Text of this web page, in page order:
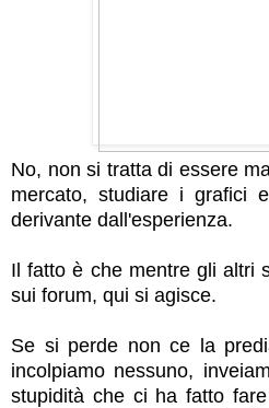
No, non si tratta di essere
mercato, studiare i grafici
derivante dall'esperienza.
Il fatto è che mentre gli altri
sui forum, qui si agisce.
Se si perde non ce la
incolpiamo nessuno,
stupidità che ci ha fatto